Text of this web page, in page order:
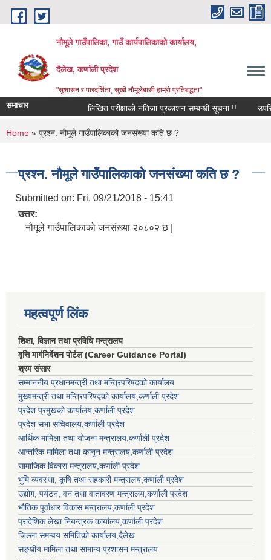
Skip to main content
नौमूले गाउँपालिका, गाउँ कार्यपालिकाको कार्यालय,
दैलेख, कर्णाली प्रदेश
"सुशासन र पारदर्शिता, सुखी नौमूलेबासी हाम्रो प्रतिबद्धता"
समाचार लिखित परीक्षाको नतिजा प्रकाशन सम्बन्धी सूचना !! उपस्थित
You are here
Home » प्रश्न. नौमूले गाउँपालिकाको जनसंख्या कति छ ?
प्रश्न. नौमूले गाउँपालिकाको जनसंख्या कति छ ?
Submitted on: Fri, 09/21/2018 - 15:41
उत्तर:
नौमूले गाउँपालिकाको जनसंख्या २०८०२ छ |
महत्वपूर्ण लिंक
शिक्षा, विज्ञान तथा प्रविधि मन्त्रालय
वृत्ति मार्गनिर्देशन पोर्टल (Career Guidance Portal)
श्रम संसार
सम्माननीय प्रधानमन्त्री तथा मन्त्रिपरिषद‌को कार्यालय
मुख्यमन्त्री तथा मन्त्रिपरिषद्को कार्यालय,कर्णाली प्रदेश
प्रदेश प्रमुखको कार्यालय,कर्णाली प्रदेश
प्रदेश सभा सचिवालय,कर्णाली प्रदेश
आर्थिक मामिला तथा योजना मन्त्रालय,कर्णाली प्रदेश
आन्तरिक मामिला तथा कानुन मन्त्रालय,कर्णाली प्रदेश
सामाजिक विकास मन्त्रालय,कर्णाली प्रदेश
भुमि व्यवस्था, कृषि तथा सहकारी मन्त्रालय,कर्णाली प्रदेश
उद्योग, पर्यटन, वन तथा वातावरण मन्त्रालय,कर्णाली प्रदेश
भौतिक पूर्वाधार विकास मन्त्रालय,कर्णाली प्रदेश
प्रादेशिक लेखा नियन्त्रक कार्यालय,कर्णाली प्रदेश
जिल्ला समन्वय समितिको कार्यालय,दैलेख
सङ्घीय मामिला तथा सामान्य प्रशासन मन्त्रालय